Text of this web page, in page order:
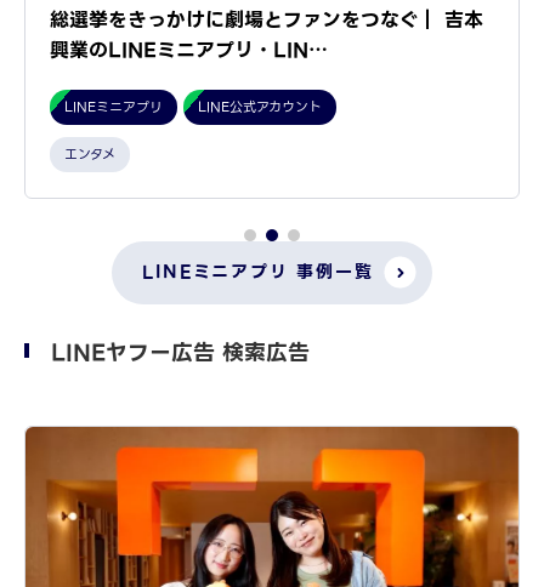
LINEミニアプリでゲーム間を回遊｜VS Games
が継続率2倍・広告収益4倍…
LINEミニアプリ LINE公式アカウント
エンタメ
LINEミニアプリ 事例一覧
LINEヤフー広告 検索広告